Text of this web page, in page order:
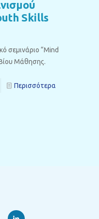
Skills
σεμινάριο “Mind
Βίου Μάθησης.
Περισσότερα